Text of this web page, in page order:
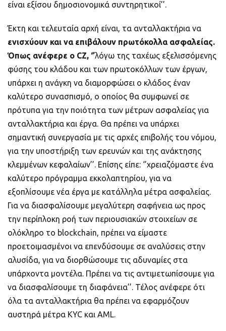
είναι εξίσου δημοσιονομικά συντηρητικοί’’.
Έκτη και τελευταία αρχή είναι, τα ανταλλακτήρια να
ενισχύουν και να επιβάλουν πρωτόκολλα ασφαλείας.
Όπως ανέφερε ο CZ, ‘’λόγω της ταχέως εξελισσόμενης
φύσης του κλάδου και των πρωτοκόλλων των έργων,
υπάρχει η ανάγκη να διαμορφώσει ο κλάδος έναν
καλύτερο συνασπισμό, ο οποίος θα συμφωνεί σε
πρότυπα για την ποιότητα των μέτρων ασφαλείας για
ανταλλακτήρια και έργα. Θα πρέπει να υπάρχει
σημαντική συνεργασία με τις αρχές επιβολής του νόμου,
για την υποστήριξη των ερευνών και της ανάκτησης
κλεμμένων κεφαλαίων’’. Επίσης είπε: ‘’χρειαζόμαστε ένα
καλύτερο πρόγραμμα εκκολαπτηρίου, για να
εξοπλίσουμε νέα έργα με κατάλληλα μέτρα ασφαλείας.
Για να διασφαλίσουμε μεγαλύτερη σαφήνεια ως προς
την περίπλοκη ροή των περιουσιακών στοιχείων σε
ολόκληρο το blockchain, πρέπει να είμαστε
προετοιμασμένοι να επενδύσουμε σε αναλύσεις στην
αλυσίδα, για να διορθώσουμε τις αδυναμίες στα
υπάρχοντα μοντέλα. Πρέπει να τις αντιμετωπίσουμε για
να διασφαλίσουμε τη διαφάνεια’’. Τέλος ανέφερε ότι
όλα τα ανταλλακτήρια θα πρέπει να εφαρμόζουν
αυστηρά μέτρα KYC και AML.